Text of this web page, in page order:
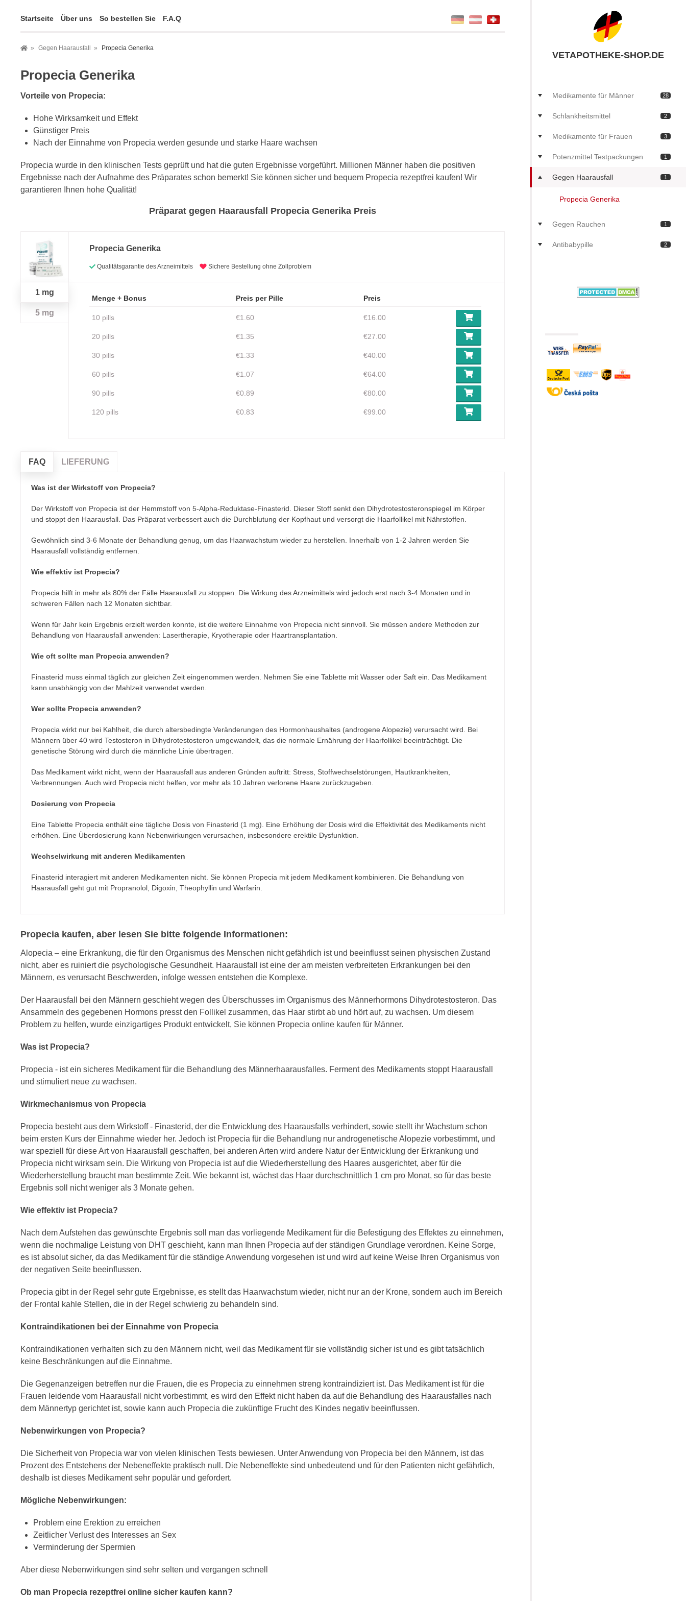
Startseite Über uns So bestellen Sie F.A.Q
Gegen Haarausfall Propecia Generika
Propecia Generika
Vorteile von Propecia:
Hohe Wirksamkeit und Effekt
Günstiger Preis
Nach der Einnahme von Propecia werden gesunde und starke Haare wachsen
Propecia wurde in den klinischen Tests geprüft und hat die guten Ergebnisse vorgeführt. Millionen Männer haben die positiven
Ergebnisse nach der Aufnahme des Präparates schon bemerkt! Sie können sicher und bequem Propecia rezeptfrei kaufen! Wir
garantieren Ihnen hohe Qualität!
Präparat gegen Haarausfall Propecia Generika Preis
Propecia Generika
Qualitätsgarantie des Arzneimittels Sichere Bestellung ohne Zollproblem
1 mg
5 mg
Menge + Bonus Preis per Pille Preis
10 pills €1.60 €16.00
20 pills €1.35 €27.00
30 pills €1.33 €40.00
60 pills €1.07 €64.00
90 pills €0.89 €80.00
120 pills €0.83 €99.00
FAQ LIEFERUNG
Was ist der Wirkstoff von Propecia?
Der Wirkstoff von Propecia ist der Hemmstoff von 5-Alpha-Reduktase-Finasterid. Dieser Stoff senkt den Dihydrotestosteronspiegel im Körper
und stoppt den Haarausfall. Das Präparat verbessert auch die Durchblutung der Kopfhaut und versorgt die Haarfollikel mit Nährstoffen.
Gewöhnlich sind 3-6 Monate der Behandlung genug, um das Haarwachstum wieder zu herstellen. Innerhalb von 1-2 Jahren werden Sie
Haarausfall vollständig entfernen.
Wie effektiv ist Propecia?
Propecia hilft in mehr als 80% der Fälle Haarausfall zu stoppen. Die Wirkung des Arzneimittels wird jedoch erst nach 3-4 Monaten und in
schweren Fällen nach 12 Monaten sichtbar.
Wenn für Jahr kein Ergebnis erzielt werden konnte, ist die weitere Einnahme von Propecia nicht sinnvoll. Sie müssen andere Methoden zur
Behandlung von Haarausfall anwenden: Lasertherapie, Kryotherapie oder Haartransplantation.
Wie oft sollte man Propecia anwenden?
Finasterid muss einmal täglich zur gleichen Zeit eingenommen werden. Nehmen Sie eine Tablette mit Wasser oder Saft ein. Das Medikament
kann unabhängig von der Mahlzeit verwendet werden.
Wer sollte Propecia anwenden?
Propecia wirkt nur bei Kahlheit, die durch altersbedingte Veränderungen des Hormonhaushaltes (androgene Alopezie) verursacht wird. Bei
Männern über 40 wird Testosteron in Dihydrotestosteron umgewandelt, das die normale Ernährung der Haarfollikel beeinträchtigt. Die
genetische Störung wird durch die männliche Linie übertragen.
Das Medikament wirkt nicht, wenn der Haarausfall aus anderen Gründen auftritt: Stress, Stoffwechselstörungen, Hautkrankheiten,
Verbrennungen. Auch wird Propecia nicht helfen, vor mehr als 10 Jahren verlorene Haare zurückzugeben.
Dosierung von Propecia
Eine Tablette Propecia enthält eine tägliche Dosis von Finasterid (1 mg). Eine Erhöhung der Dosis wird die Effektivität des Medikaments nicht
erhöhen. Eine Überdosierung kann Nebenwirkungen verursachen, insbesondere erektile Dysfunktion.
Wechselwirkung mit anderen Medikamenten
Finasterid interagiert mit anderen Medikamenten nicht. Sie können Propecia mit jedem Medikament kombinieren. Die Behandlung von
Haarausfall geht gut mit Propranolol, Digoxin, Theophyllin und Warfarin.
Propecia kaufen, aber lesen Sie bitte folgende Informationen:
Alopecia – eine Erkrankung, die für den Organismus des Menschen nicht gefährlich ist und beeinflusst seinen physischen Zustand
nicht, aber es ruiniert die psychologische Gesundheit. Haarausfall ist eine der am meisten verbreiteten Erkrankungen bei den
Männern, es verursacht Beschwerden, infolge wessen entstehen die Komplexe.
Der Haarausfall bei den Männern geschieht wegen des Überschusses im Organismus des Männerhormons Dihydrotestosteron. Das
Ansammeln des gegebenen Hormons presst den Follikel zusammen, das Haar stirbt ab und hört auf, zu wachsen. Um diesem
Problem zu helfen, wurde einzigartiges Produkt entwickelt, Sie können Propecia online kaufen für Männer.
Was ist Propecia?
Propecia - ist ein sicheres Medikament für die Behandlung des Männerhaarausfalles. Ferment des Medikaments stoppt Haarausfall
und stimuliert neue zu wachsen.
Wirkmechanismus von Propecia
Propecia besteht aus dem Wirkstoff - Finasterid, der die Entwicklung des Haarausfalls verhindert, sowie stellt ihr Wachstum schon
beim ersten Kurs der Einnahme wieder her. Jedoch ist Propecia für die Behandlung nur androgenetische Alopezie vorbestimmt, und
war speziell für diese Art von Haarausfall geschaffen, bei anderen Arten wird andere Natur der Entwicklung der Erkrankung und
Propecia nicht wirksam sein. Die Wirkung von Propecia ist auf die Wiederherstellung des Haares ausgerichtet, aber für die
Wiederherstellung braucht man bestimmte Zeit. Wie bekannt ist, wächst das Haar durchschnittlich 1 cm pro Monat, so für das beste
Ergebnis soll nicht weniger als 3 Monate gehen.
Wie effektiv ist Propecia?
Nach dem Aufstehen das gewünschte Ergebnis soll man das vorliegende Medikament für die Befestigung des Effektes zu einnehmen,
wenn die nochmalige Leistung von DHT geschieht, kann man Ihnen Propecia auf der ständigen Grundlage verordnen. Keine Sorge,
es ist absolut sicher, da das Medikament für die ständige Anwendung vorgesehen ist und wird auf keine Weise Ihren Organismus von
der negativen Seite beeinflussen.
Propecia gibt in der Regel sehr gute Ergebnisse, es stellt das Haarwachstum wieder, nicht nur an der Krone, sondern auch im Bereich
der Frontal kahle Stellen, die in der Regel schwierig zu behandeln sind.
Kontraindikationen bei der Einnahme von Propecia
Kontraindikationen verhalten sich zu den Männern nicht, weil das Medikament für sie vollständig sicher ist und es gibt tatsächlich
keine Beschränkungen auf die Einnahme.
Die Gegenanzeigen betreffen nur die Frauen, die es Propecia zu einnehmen streng kontraindiziert ist. Das Medikament ist für die
Frauen leidende vom Haarausfall nicht vorbestimmt, es wird den Effekt nicht haben da auf die Behandlung des Haarausfalles nach
dem Männertyp gerichtet ist, sowie kann auch Propecia die zukünftige Frucht des Kindes negativ beeinflussen.
Nebenwirkungen von Propecia?
Die Sicherheit von Propecia war von vielen klinischen Tests bewiesen. Unter Anwendung von Propecia bei den Männern, ist das
Prozent des Entstehens der Nebeneffekte praktisch null. Die Nebeneffekte sind unbedeutend und für den Patienten nicht gefährlich,
deshalb ist dieses Medikament sehr populär und gefordert.
Mögliche Nebenwirkungen:
Problem eine Erektion zu erreichen
Zeitlicher Verlust des Interesses an Sex
Verminderung der Spermien
Aber diese Nebenwirkungen sind sehr selten und vergangen schnell
Ob man Propecia rezeptfrei online sicher kaufen kann?
VETAPOTHEKE-SHOP.DE
Medikamente für Männer 28
Schlankheitsmittel 2
Medikamente für Frauen 3
Potenzmittel Testpackungen 1
Gegen Haarausfall 1
Propecia Generika
Gegen Rauchen 1
Antibabypille 2